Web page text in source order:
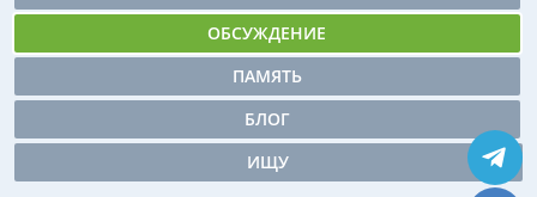
ОБСУЖДЕНИЕ
ПАМЯТЬ
БЛОГ
ИЩУ